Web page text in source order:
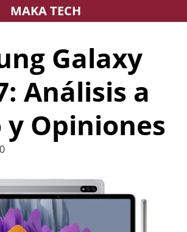
MAKA TECH
Galaxy
Análisis a
Opiniones